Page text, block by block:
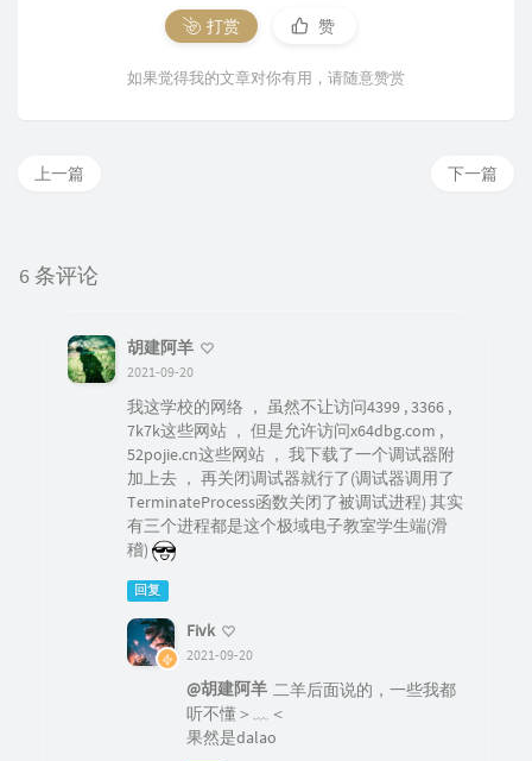
打赏 赞
如果觉得我的文章对你有用，请随意赞赏
下一篇
上一篇
6 条评论
胡建阿羊
2021-09-20
我这学校的网络 ， 虽然不让访问4399 , 3366 ,
7k7k这些网站 ， 但是允许访问x64dbg.com ,
52pojie.cn这些网站 ， 我下载了一个调试器附
加上去 ， 再关闭调试器就行了(调试器调用了
TerminateProcess函数关闭了被调试进程) 其实
有三个进程都是这个极域电子教室学生端(滑
稽)
回复
Fivk
2021-09-20
@胡建阿羊 二羊后面说的，一些我都
听不懂＞﹏＜
果然是dalao